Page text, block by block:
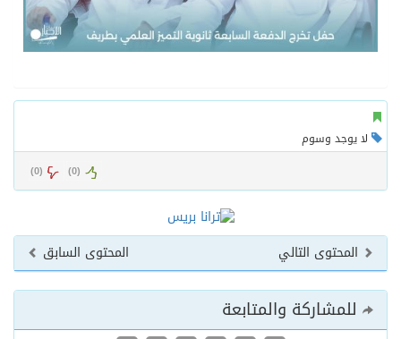
لا يوجد وسوم
(
0
) (
0
)
المحتوى السابق المحتوى التالي
للمشاركة والمتابعة